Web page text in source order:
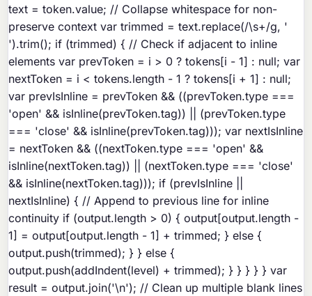
text = token.value; // Collapse whitespace for non-
preserve context var trimmed = text.replace(/\s+/g, '
').trim(); if (trimmed) { // Check if adjacent to inline
elements var prevToken = i > 0 ? tokens[i - 1] : null; var
nextToken = i < tokens.length - 1 ? tokens[i + 1] : null;
var prevIsInline = prevToken && ((prevToken.type ===
'open' && isInline(prevToken.tag)) || (prevToken.type
=== 'close' && isInline(prevToken.tag))); var nextIsInline
= nextToken && ((nextToken.type === 'open' &&
isInline(nextToken.tag)) || (nextToken.type === 'close'
&& isInline(nextToken.tag))); if (prevIsInline ||
nextIsInline) { // Append to previous line for inline
continuity if (output.length > 0) { output[output.length -
1] = output[output.length - 1] + trimmed; } else {
output.push(trimmed); } } else {
output.push(addIndent(level) + trimmed); } } } } } var
result = output.join('\n'); // Clean up multiple blank lines